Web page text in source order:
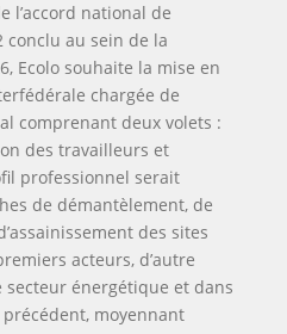
l’accord national de
conclu au sein de la
Ecolo souhaite la mise en
chargée de
comprenant deux volets :
des travailleurs et
professionnel serait
de démantèlement, de
des sites
acteurs, d’autre
énergétique et dans
moyennant